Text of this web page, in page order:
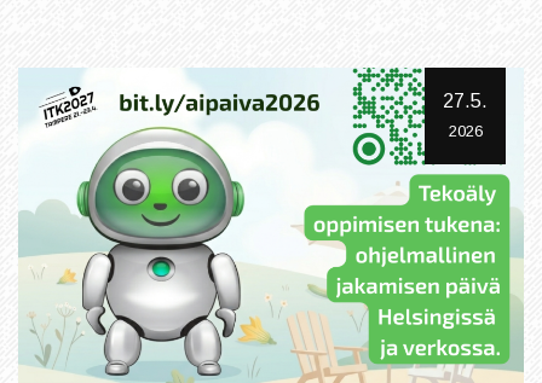
27.5.
2026